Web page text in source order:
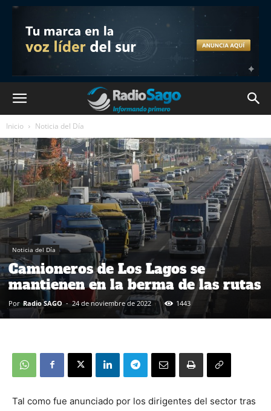
Inicio Noticia del Día
Noticia del Día
Camioneros de Los Lagos se
mantienen en la berma de las rutas
Por Radio SAGO - 24 de noviembre de 2022 1443
Tal como fue anunciado por los dirigentes del sector tras